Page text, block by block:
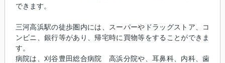
できます。
三河高浜駅の徒歩圏内には、スーパーやドラッグストア、コ
ンビニ、銀行等があり、帰宅時に買物等をすることができま
す。
病院は、刈谷豊田総合病院 高浜分院や、耳鼻科、内科、歯